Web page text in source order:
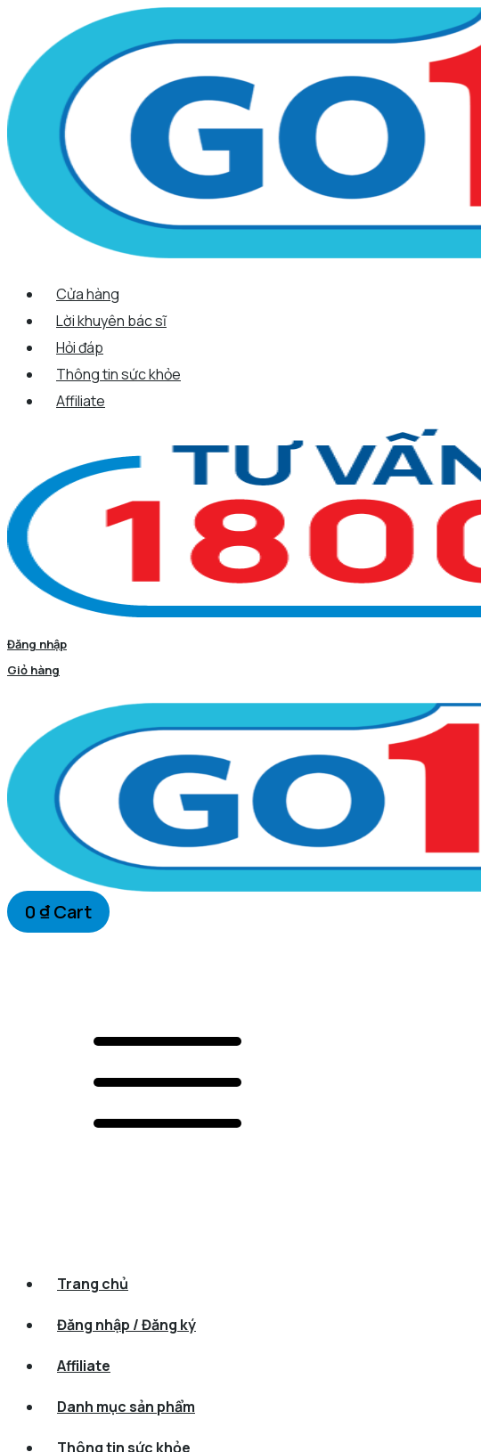
dung
Cửa hàng
Lời khuyên bác sĩ
Hỏi đáp
Thông tin sức khỏe
Affiliate
Đăng nhập
Giỏ hàng
0₫Cart
Trang chủ
Đăng nhập / Đăng ký
Affiliate
Danh mục sản phẩm
Thông tin sức khỏe
web